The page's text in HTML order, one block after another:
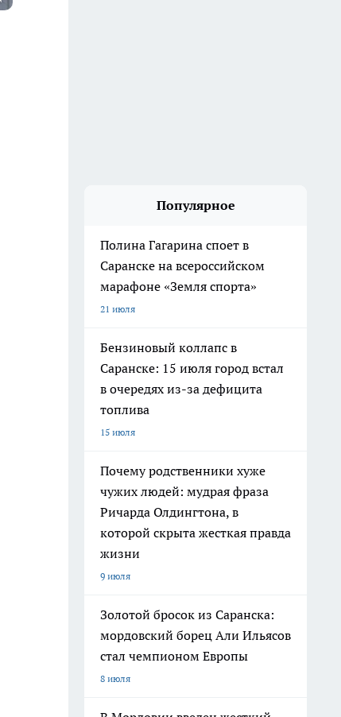
Популярное
Полина Гагарина споет в
Саранске на всероссийском
марафоне «Земля спорта»
21 июля
Бензиновый коллапс в
Саранске: 15 июля город встал
в очередях из-за дефицита
топлива
15 июля
Почему родственники хуже
чужих людей: мудрая фраза
Ричарда Олдингтона, в
которой скрыта жесткая правда
жизни
9 июля
Золотой бросок из Саранска:
мордовский борец Али Ильясов
стал чемпионом Европы
8 июля